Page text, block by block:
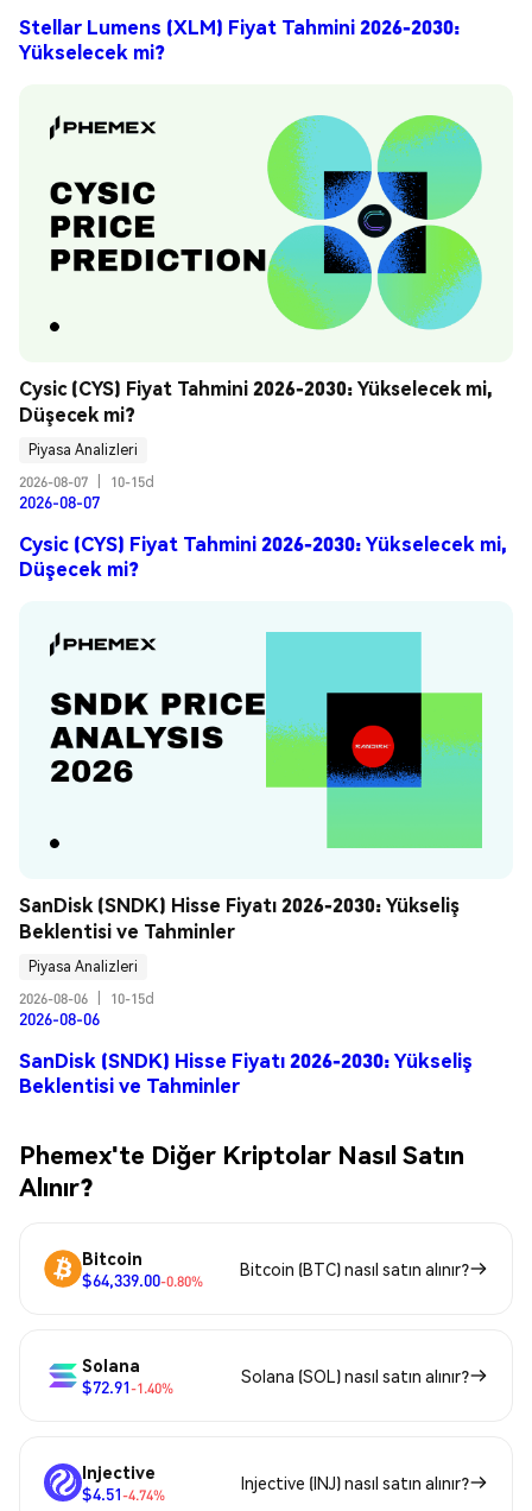
Stellar Lumens (XLM) Fiyat Tahmini 2026-2030:
Yükselecek mi?
Cysic (CYS) Fiyat Tahmini 2026-2030: Yükselecek mi,
Düşecek mi?
Piyasa Analizleri
2026-08-07
10-15d
2026-08-07
Cysic (CYS) Fiyat Tahmini 2026-2030: Yükselecek mi,
Düşecek mi?
SanDisk (SNDK) Hisse Fiyatı 2026-2030: Yükseliş
Beklentisi ve Tahminler
Piyasa Analizleri
2026-08-06
10-15d
2026-08-06
SanDisk (SNDK) Hisse Fiyatı 2026-2030: Yükseliş
Beklentisi ve Tahminler
Phemex'te Diğer Kriptolar Nasıl Satın
Alınır?
Bitcoin
$64,339.00-0.80%
Bitcoin (BTC) nasıl satın alınır?
Solana
$72.91-1.40%
Solana (SOL) nasıl satın alınır?
Injective
$4.51-4.74%
Injective (INJ) nasıl satın alınır?